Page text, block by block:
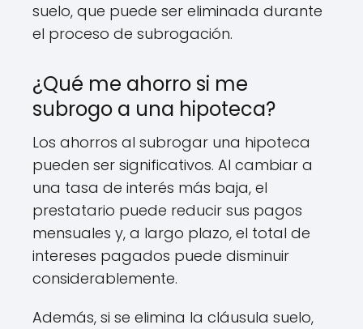
suelo, que puede ser eliminada durante
el proceso de subrogación.
¿Qué me ahorro si me
subrogo a una hipoteca?
Los ahorros al subrogar una hipoteca
pueden ser significativos. Al cambiar a
una tasa de interés más baja, el
prestatario puede reducir sus pagos
mensuales y, a largo plazo, el total de
intereses pagados puede disminuir
considerablemente.
Además, si se elimina la cláusula suelo,